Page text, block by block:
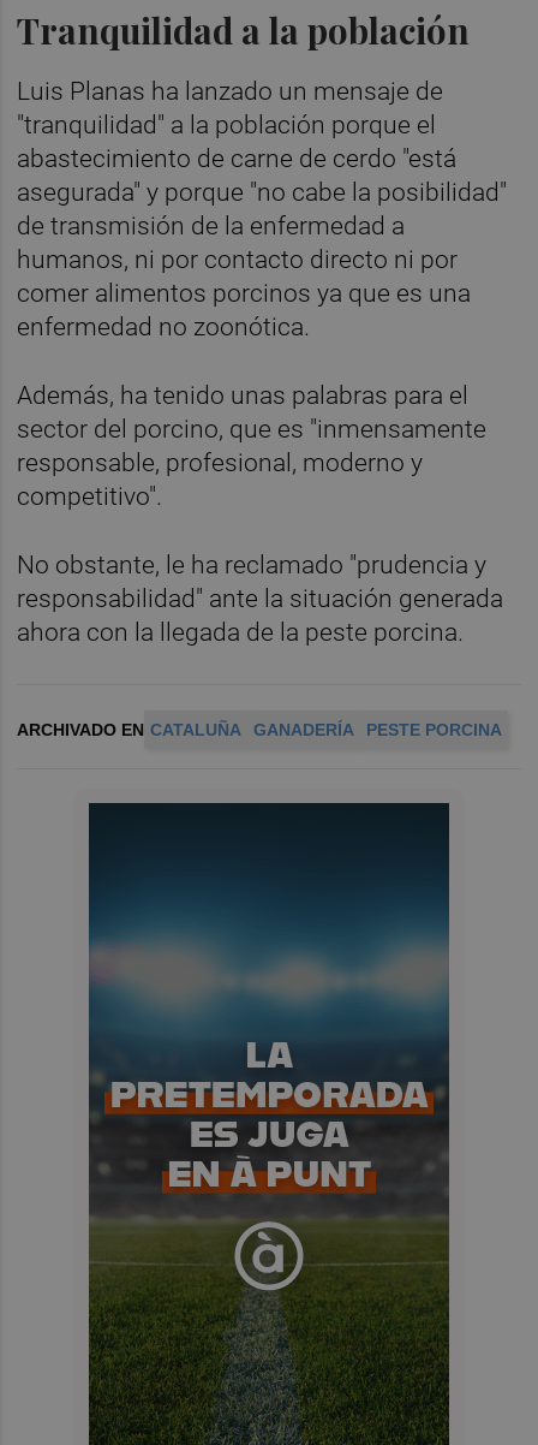
Tranquilidad a la población
Luis Planas ha lanzado un mensaje de
"tranquilidad" a la población porque el
abastecimiento de carne de cerdo "está
asegurada" y porque "no cabe la posibilidad"
de transmisión de la enfermedad a
humanos, ni por contacto directo ni por
comer alimentos porcinos ya que es una
enfermedad no zoonótica.
Además, ha tenido unas palabras para el
sector del porcino, que es "inmensamente
responsable, profesional, moderno y
competitivo".
No obstante, le ha reclamado "prudencia y
responsabilidad" ante la situación generada
ahora con la llegada de la peste porcina.
ARCHIVADO EN CATALUÑA GANADERÍA PESTE PORCINA